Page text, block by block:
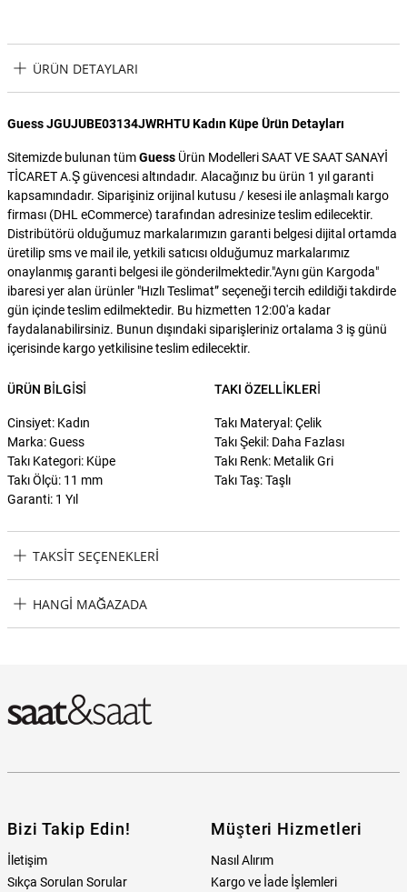
ÜRÜN DETAYLARI
Guess JGUJUBE03134JWRHTU Kadın Küpe Ürün Detayları
Sitemizde bulunan tümGuess Ürün Modelleri SAAT VE SAAT SANAYİ
TİCARET A.Ş güvencesi altındadır. Alacağınız bu ürün 1 yıl garanti
kapsamındadır. Siparişiniz orijinal kutusu / kesesi ile anlaşmalı kargo
firması (DHL eCommerce) tarafından adresinize teslim edilecektir.
Distribütörü olduğumuz markalarımızın garanti belgesi dijital ortamda
üretilip sms ve mail ile, yetkili satıcısı olduğumuz markalarımız
onaylanmış garanti belgesi ile gönderilmektedir."Aynı gün Kargoda"
ibaresi yer alan ürünler "Hızlı Teslimat” seçeneği tercih edildiği takdirde
gün içinde teslim edilmektedir. Bu hizmetten 12:00'a kadar
faydalanabilirsiniz. Bunun dışındaki siparişleriniz ortalama 3 iş günü
içerisinde kargo yetkilisine teslim edilecektir.
ÜRÜN BILGISI
Cinsiyet: Kadın
Marka: Guess
Takı Kategori: Küpe
Takı Ölçü: 11 mm
Garanti: 1 Yıl
TAKI ÖZELLIKLERI
Takı Materyal: Çelik
Takı Şekil: Daha Fazlası
Takı Renk: Metalik Gri
Takı Taş: Taşlı
TAKSIT SEÇENEKLERI
HANGI MAĞAZADA
Bizi Takip Edin!
İletişim
Sıkça Sorulan Sorular
Müşteri Hizmetleri
Nasıl Alırım
Kargo ve İade İşlemleri